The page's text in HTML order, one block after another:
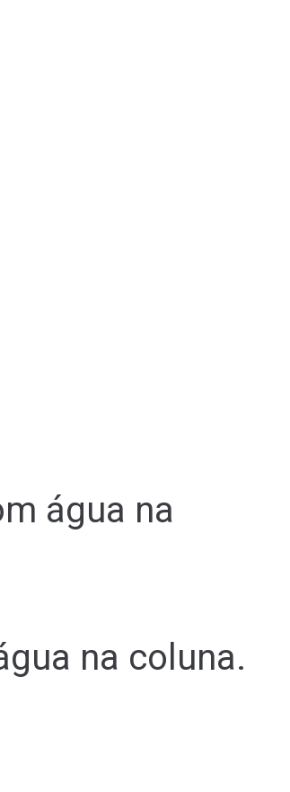
água na
na coluna.